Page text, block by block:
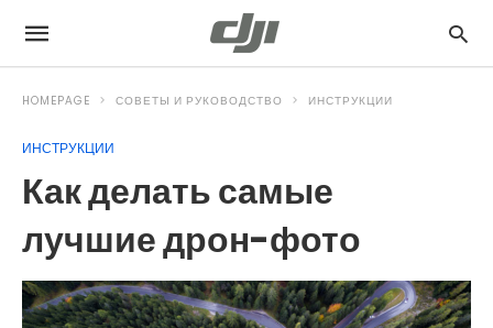
HOMEPAGE СОВЕТЫ И РУКОВОДСТВО ИНСТРУКЦИИ
ИНСТРУКЦИИ
Как делать самые
лучшие дрон-фото